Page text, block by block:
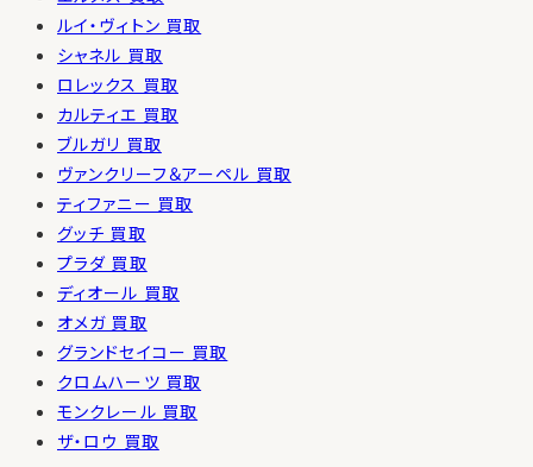
ルイ・ヴィトン 買取
シャネル 買取
ロレックス 買取
カルティエ 買取
ブルガリ 買取
ヴァンクリーフ＆アーペル 買取
ティファニー 買取
グッチ 買取
プラダ 買取
ディオール 買取
オメガ 買取
グランドセイコー 買取
クロムハーツ 買取
モンクレール 買取
ザ・ロウ 買取